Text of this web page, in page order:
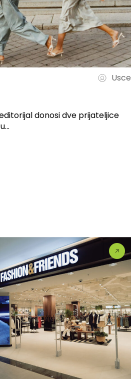
Usce
donosi dve prijateljice